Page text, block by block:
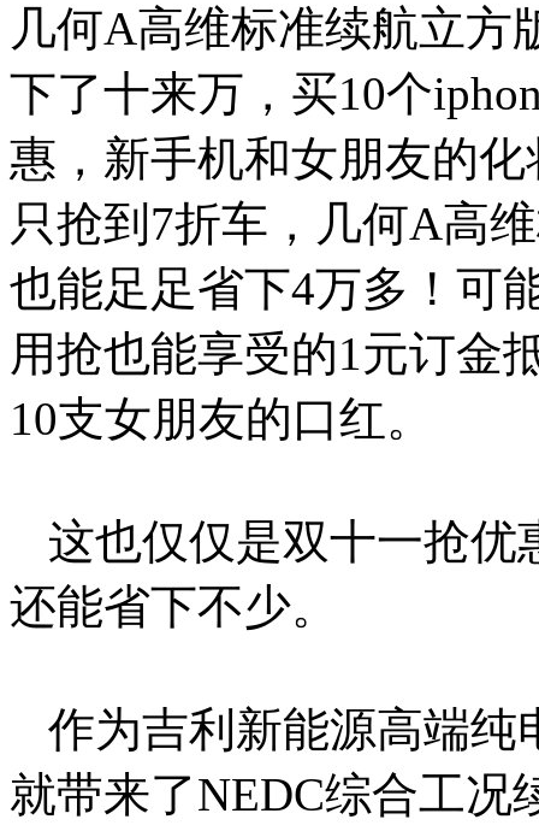
几何A高维标准续航立方
下了十来万，买10个
惠，新手机和女朋友的
只抢到7折车，几何A高
也能足足省下4万多！可
用抢也能享受的1元订金
10支女朋友的口红。
这也仅仅是双十一抢优
还能省下不少。
作为吉利新能源高端
就带来了NEDC综合工况